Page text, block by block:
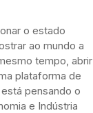
o estado
ao mundo a
tempo, abrir
plataforma de
pensando o
e Indústria